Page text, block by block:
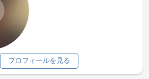
プロフィールを見る